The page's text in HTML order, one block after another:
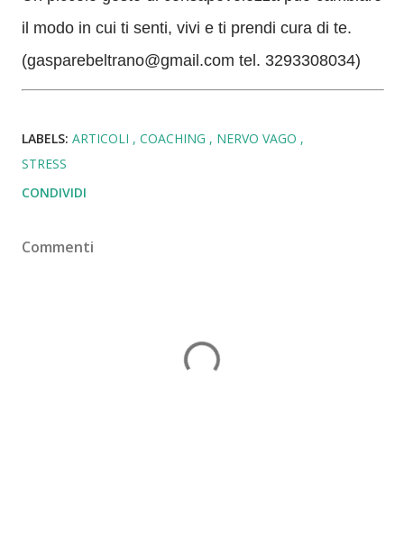
il modo in cui ti senti, vivi e ti prendi cura di te.
(gasparebeltrano@gmail.com tel. 3293308034)
LABELS: ARTICOLI COACHING
NERVO VAGO
STRESS
CONDIVIDI
Commenti